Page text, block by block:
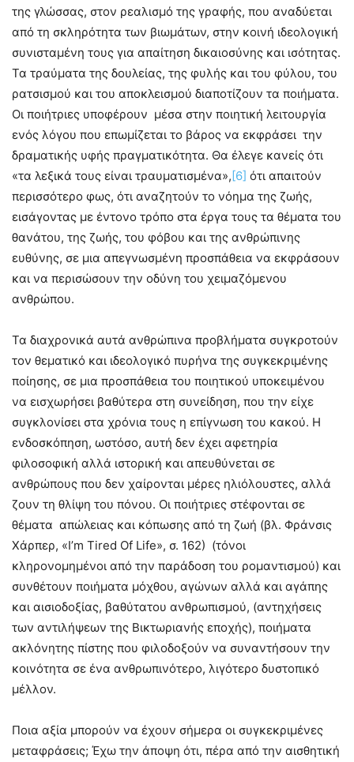
της γλώσσας, στον ρεαλισμό της γραφής, που αναδύεται
από τη σκληρότητα των βιωμάτων, στην κοινή ιδεολογική
συνισταμένη τους για απαίτηση δικαιοσύνης και ισότητας.
Τα τραύματα της δουλείας, της φυλής και του φύλου, του
ρατσισμού και του αποκλεισμού διαποτίζουν τα ποιήματα.
Οι ποιήτριες υποφέρουν μέσα στην ποιητική λειτουργία
ενός λόγου που επωμίζεται το βάρος να εκφράσει την
δραματικής υφής πραγματικότητα. Θα έλεγε κανείς ότι
«τα λεξικά τους είναι τραυματισμένα»,[6] ότι απαιτούν
περισσότερο φως, ότι αναζητούν το νόημα της ζωής,
εισάγοντας με έντονο τρόπο στα έργα τους τα θέματα του
θανάτου, της ζωής, του φόβου και της ανθρώπινης
ευθύνης, σε μια απεγνωσμένη προσπάθεια να εκφράσουν
και να περισώσουν την οδύνη του χειμαζόμενου
ανθρώπου.
Τα διαχρονικά αυτά ανθρώπινα προβλήματα συγκροτούν
τον θεματικό και ιδεολογικό πυρήνα της συγκεκριμένης
ποίησης, σε μια προσπάθεια του ποιητικού υποκειμένου
να εισχωρήσει βαθύτερα στη συνείδηση, που την είχε
συγκλονίσει στα χρόνια τους η επίγνωση του κακού. Η
ενδοσκόπηση, ωστόσο, αυτή δεν έχει αφετηρία
φιλοσοφική αλλά ιστορική και απευθύνεται σε
ανθρώπους που δεν χαίρονται μέρες ηλιόλουστες, αλλά
ζουν τη θλίψη του πόνου. Οι ποιήτριες στέφονται σε
θέματα απώλειας και κόπωσης από τη ζωή (βλ. Φράνσις
Χάρπερ, «I’m Tired Of Life», σ. 162) (τόνοι
κληρονομημένοι από την παράδοση του ρομαντισμού) και
συνθέτουν ποιήματα μόχθου, αγώνων αλλά και αγάπης
και αισιοδοξίας, βαθύτατου ανθρωπισμού, (αντηχήσεις
των αντιλήψεων της Βικτωριανής εποχής), ποιήματα
ακλόνητης πίστης που φιλοδοξούν να συναντήσουν την
κοινότητα σε ένα ανθρωπινότερο, λιγότερο δυστοπικό
μέλλον.
Ποια αξία μπορούν να έχουν σήμερα οι συγκεκριμένες
μεταφράσεις; Έχω την άποψη ότι, πέρα από την αισθητική